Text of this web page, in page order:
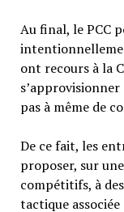
Au final, le PCC
ont recours à la
pas à même de
De ce fait, les
proposer, sur
compétitifs, à
tactique